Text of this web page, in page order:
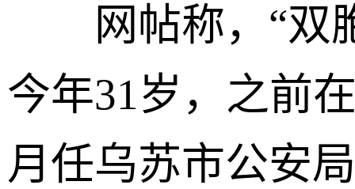
网帖称，“双
今年31岁，之前
月任乌苏市公安